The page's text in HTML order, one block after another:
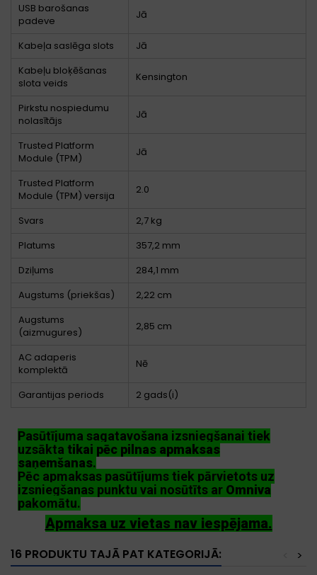
USB barošanas
padeve
Jā
Kabeļa saslēga slots
Jā
Kabeļu bloķēšanas
slota veids
Kensington
Pirkstu nospiedumu
nolasītājs
Jā
Trusted Platform
Module (TPM)
Jā
Trusted Platform
Module (TPM) versija
2.0
Svars
2,7 kg
Platums
357,2 mm
Dziļums
284,1 mm
Augstums (priekšas)
2,22 cm
Augstums
(aizmugures)
2,85 cm
AC adaperis
komplektā
Nē
Garantijas periods 2 gads(i)
Pasūtījuma sagatavošana izsniegšanai tiek
uzsākta tikai pēc pilnas apmaksas
saņemšanas.
Pēc apmaksas pasūtījums tiek pārvietots uz
izsniegšanas punktu vai nosūtīts ar Omniva
pakomātu.
Apmaksa uz vietas nav iespējama.
16 PRODUKTU TAJĀ PAT KATEGORIJĀ: >